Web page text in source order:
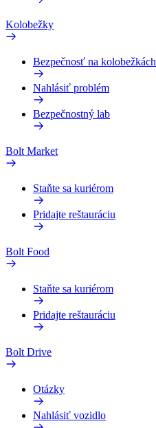
Kolobežky
Bezpečnosť na kolobežkách
Nahlásiť problém
Bezpečnostný lab
Bolt Market
Staňte sa kuriérom
Pridajte reštauráciu
Bolt Food
Staňte sa kuriérom
Pridajte reštauráciu
Bolt Drive
Otázky
Nahlásiť vozidlo